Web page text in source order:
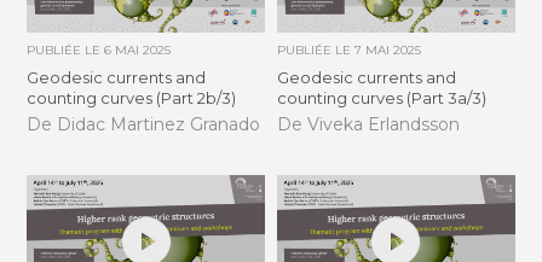
PUBLIÉE LE6 MAI 2025
Geodesic currents and
counting curves (Part 2b/3)
De Didac Martinez Granado
PUBLIÉE LE 7 MAI 2025
Geodesic currents and
counting curves (Part 3a/3)
De Viveka Erlandsson